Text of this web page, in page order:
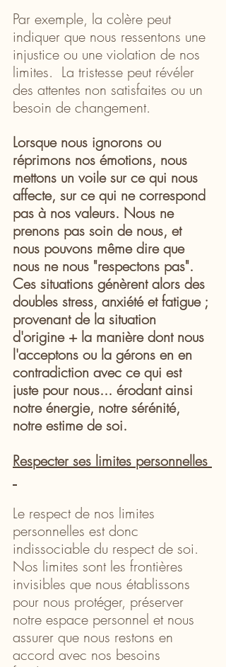
Par exemple, la colère peut
indiquer que nous ressentons une
injustice ou une violation de nos
limites.  La tristesse peut révéler
des attentes non satisfaites ou un
besoin de changement.
Lorsque nous ignorons ou
réprimons nos émotions, nous
mettons un voile sur ce qui nous
affecte, sur ce qui ne correspond
pas à nos valeurs. Nous ne
prenons pas soin de nous, et
nous pouvons même dire que
nous ne nous "respectons pas".
Ces situations génèrent alors des
doubles stress, anxiété et fatigue ;
provenant de la situation
d'origine + la manière dont nous
l'acceptons ou la gérons en en
contradiction avec ce qui est
juste pour nous... érodant ainsi
notre énergie, notre sérénité,
notre estime de soi.
Respecter ses limites personnelles
Le respect de nos limites
personnelles est donc
indissociable du respect de soi.
Nos limites sont les frontières
invisibles que nous établissons
pour nous protéger, préserver
notre espace personnel et nous
assurer que nous restons en
accord avec nos besoins